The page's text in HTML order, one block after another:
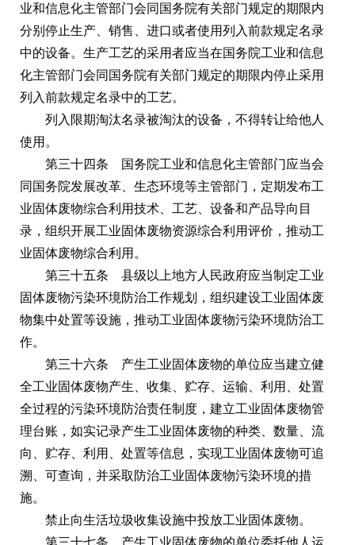
业和信息化主管部门会同国务院有关部门规定的期限内
分别停止生产、销售、进口或者使用列入前款规定名录
中的设备。生产工艺的采用者应当在国务院工业和信息
化主管部门会同国务院有关部门规定的期限内停止采用
列入前款规定名录中的工艺。
列入限期淘汰名录被淘汰的设备，不得转让给他人
使用。
第三十四条 国务院工业和信息化主管部门应当会
同国务院发展改革、生态环境等主管部门，定期发布工
业固体废物综合利用技术、工艺、设备和产品导向目
录，组织开展工业固体废物资源综合利用评价，推动工
业固体废物综合利用。
第三十五条 县级以上地方人民政府应当制定工业
固体废物污染环境防治工作规划，组织建设工业固体废
物集中处置等设施，推动工业固体废物污染环境防治工
作。
第三十六条 产生工业固体废物的单位应当建立健
全工业固体废物产生、收集、贮存、运输、利用、处置
全过程的污染环境防治责任制度，建立工业固体废物管
理台账，如实记录产生工业固体废物的种类、数量、流
向、贮存、利用、处置等信息，实现工业固体废物可追
溯、可查询，并采取防治工业固体废物污染环境的措
施。
禁止向生活垃圾收集设施中投放工业固体废物。
第三十七条 产生工业固体废物的单位委托他人运